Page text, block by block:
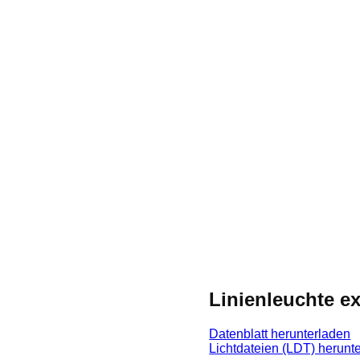
Linienleuchte ex
Datenblatt herunterladen
Lichtdateien (LDT)